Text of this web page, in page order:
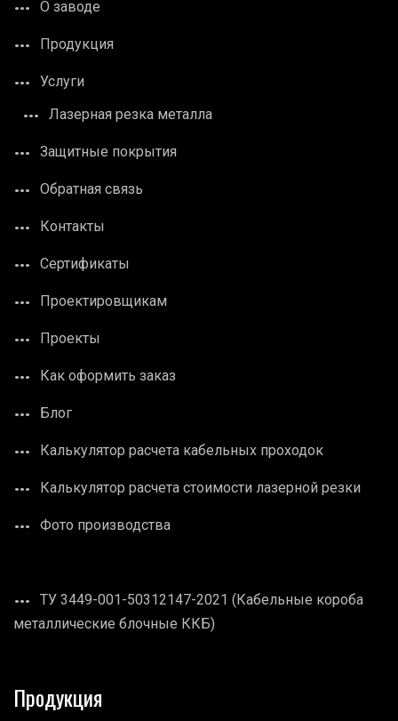
О заводе
Продукция
Услуги
Лазерная резка металла
Защитные покрытия
Обратная связь
Контакты
Сертификаты
Проектировщикам
Проекты
Как оформить заказ
Блог
Калькулятор расчета кабельных проходок
Калькулятор расчета стоимости лазерной резки
Фото производства
ТУ 3449-001-50312147-2021 (Кабельные короба
металлические блочные ККБ)
Продукция